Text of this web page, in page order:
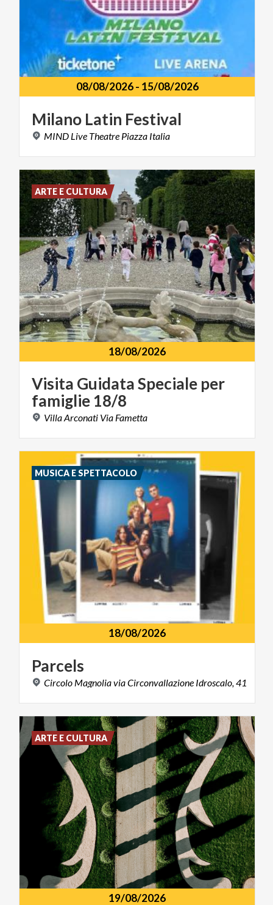
08/08/2026- 15/08/2026
Milano Latin Festival
MIND Live Theatre Piazza Italia
18/08/2026
Visita GuidataSpeciale per
famiglie 18/8
VillaArconati Via Fametta
ARTE E CULTURA
18/08/2026
Parcels
Circolo MagnoliaviaCirconvallazione Idroscalo, 41
MUSICA E SPETTACOLO
19/08/2026
ARTE E CULTURA